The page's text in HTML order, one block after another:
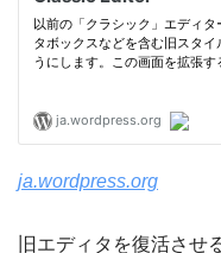
ja.wordpress.org
旧エディタを復活させ